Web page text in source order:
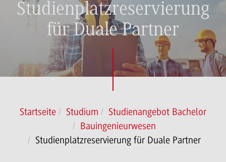
Studienplatzreservierung
für Duale Partner
Startseite Studium
Studienangebot Bachelor
Bauingenieurwesen
Studienplatzreservierung für Duale Partner